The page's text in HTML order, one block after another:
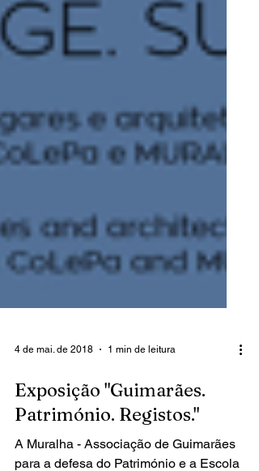
4 de mai. de 2018 1 min de leitura
Exposição "Guimarães.
Património. Registos."